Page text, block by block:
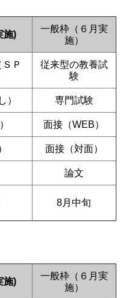
施)
一般枠（６月実
施）
Ｐ
従来型の教養試
験
） 専門試験
面接（WEB）
面接（対面）
論文
8月中旬
施)
一般枠（６月実
施）